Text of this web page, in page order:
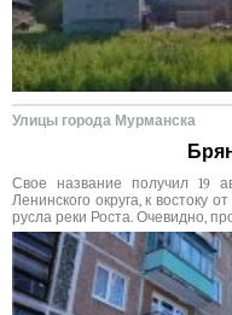
Улицы города Мурманска
Свое название получил 19
Ленинского округа, к востоку
русла реки Роста. Очевидно,